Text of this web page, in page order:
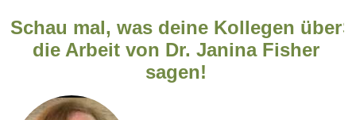
Schau mal, was deine Kollegen über
die Arbeit von Dr. Janina Fisher
sagen!